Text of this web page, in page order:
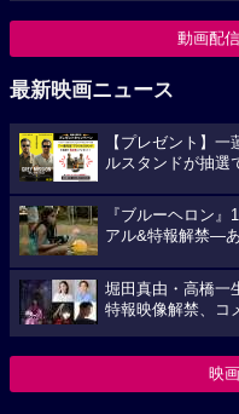
動画配
最新映画ニュース
【プレゼント】
ルスタンドが抽選
『ブルーヘロン
アル&特報解禁―
堀田真由・高橋一
特報映像解禁、コ
映